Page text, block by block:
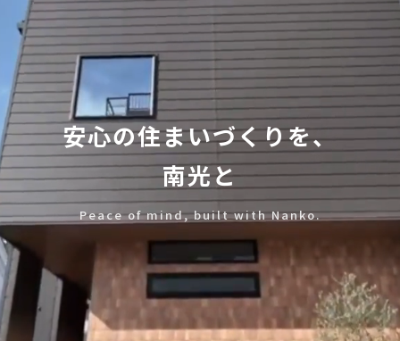
安心の住まいづくりを、
南光と
Peace of mind, built with Nanko.